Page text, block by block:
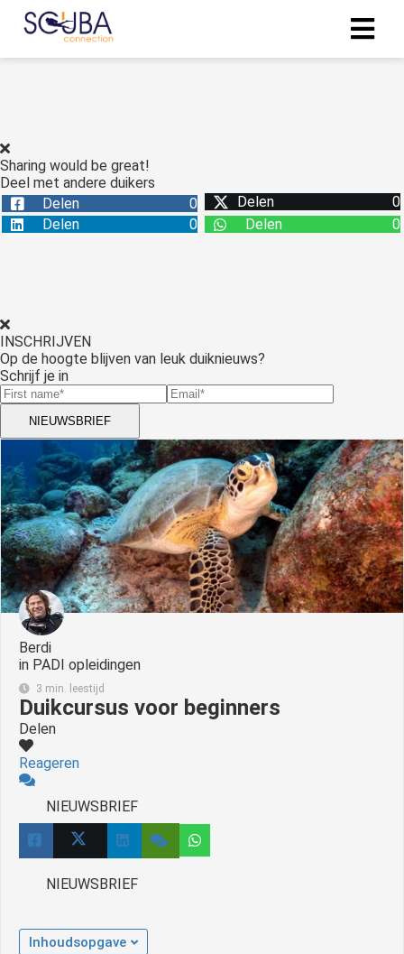
Sharing would be great!
Deel met andere duikers
Delen
0 Delen
0
Delen
0 Delen 0
INSCHRIJVEN
Op de hoogte blijven van leuk duiknieuws?
Schrijf je in
NIEUWSBRIEF
Berdi
in PADI opleidingen
3 min. leestijd
Duikcursus voor beginners
Delen
Reageren
NIEUWSBRIEF
NIEUWSBRIEF
Inhoudsopgave